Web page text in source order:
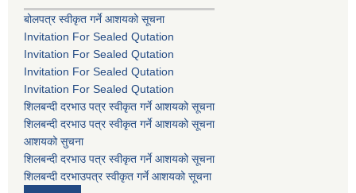
बोलपत्र स्वीकृत गर्ने आशयको सूचना
Invitation For Sealed Qutation
Invitation For Sealed Qutation
Invitation For Sealed Qutation
Invitation For Sealed Qutation
शिलबन्दी दरभाउ पत्र स्वीकृत गर्ने आशयको सूचना
शिलबन्दी दरभाउ पत्र स्वीकृत गर्ने आशयको सूचना
आशयको सुचना
शिलबन्दी दरभाउ पत्र स्वीकृत गर्ने आशयको सूचना
शिलबन्दी दरभाउपत्र स्वीकृत गर्ने आशयको सूचना